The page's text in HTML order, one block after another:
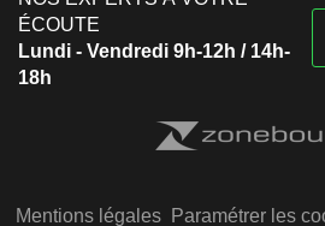
ÉCOUTE
Lundi - Vendredi 9h-12h / 14h-
18h
Mentions légales Paramétrer les